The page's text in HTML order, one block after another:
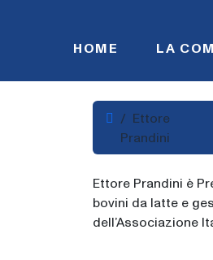
HOME LA
HomeEttore
Prandini
Ettore Prandini è
bovini da latte e
dell’Associazione